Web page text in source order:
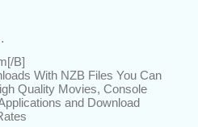
B]
With NZB Files You Can
Quality Movies, Console
and Download